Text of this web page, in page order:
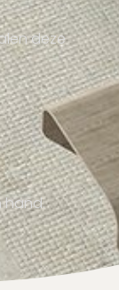
deze
hand.